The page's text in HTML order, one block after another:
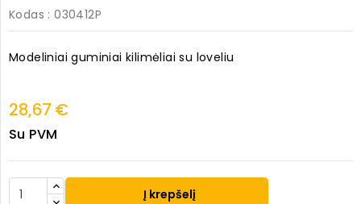
Kodas : 030412P
Modeliniai guminiai kilimėliai su loveliu
28,67 €
Su PVM
Į krepšelį